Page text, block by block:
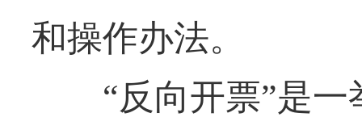
和操作办法。
“反向开票”是一